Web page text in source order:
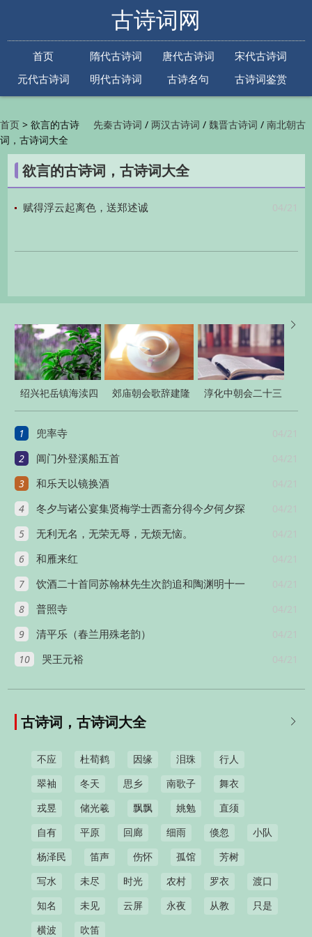
古诗词网
首页 隋代古诗词 唐代古诗词
宋代古诗词
元代古诗词
明代古诗词 古诗名句
古诗词鉴赏
先秦古诗词 /两汉古诗词 /魏晋古诗词 /南北朝古
代古诗词/金朝古诗词/元代古诗词/明代古诗词
/清代古诗词/近现代古诗词
鉴赏/古诗下一句/古诗上一句/
首页 > 欲言的古诗
词，古诗词大全
欲言的古诗词，古诗词大全
04/21
赋得浮云起离色，送郑述诚

绍兴祀岳镇海渎四
十三首
郊庙朝会歌辞建隆
乾德朝会乐章二十
淳化中朝会二十三
首
1 04/21
兜率寺
2 04/21
阊门外登溪船五首
3 04/21
和乐天以镜换酒
4 04/21
冬夕与诸公宴集贤梅学士西斋分得今夕何夕探
5 04/21
无利无名，无荣无辱，无烦无恼。
6 04/21
和雁来红
7 04/21
饮酒二十首同苏翰林先生次韵追和陶渊明十一
8 04/21
普照寺
9 04/21
清平乐（春兰用殊老韵）
10 04/21
哭王元裕

古诗词，古诗词大全
不应 杜荀鹤 因缘 泪珠 行人
翠袖 冬天 思乡 南歌子 舞衣
戎昱 储光羲 飘飘 姚勉 直须
自有 平原 回廊 细雨 倏忽 小队
杨泽民 笛声 伤怀 孤馆 芳树
写水 未尽 时光 农村 罗衣 渡口
知名 未见 云屏 永夜 从教 只是
横波 吹笛